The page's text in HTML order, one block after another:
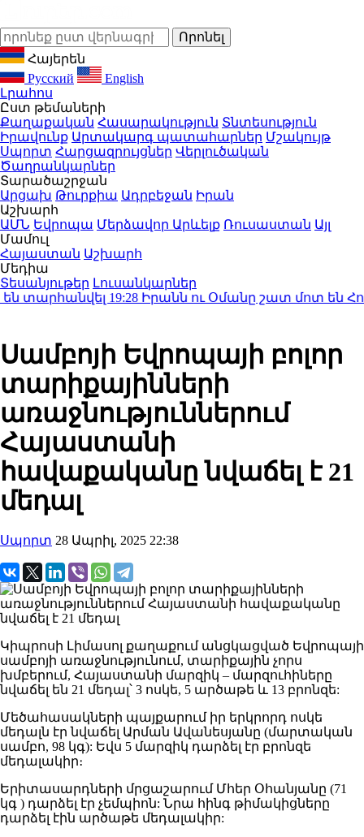
Հայերեն
Русский
English
Լրահոս
Ըստ թեմաների
Քաղաքական Հասարակություն Տնտեսություն
Իրավունք Արտակարգ պատահարներ Մշակույթ
Սպորտ Հարցազրույցներ Վերլուծական
Ծաղրանկարներ
Տարածաշրջան
Արցախ Թուրքիա Ադրբեջան Իրան
Աշխարհ
ԱՄՆ Եվրոպա Մերձավոր Արևելք Ռուսաստան Այլ
Մամուլ
Հայաստան Աշխարհ
Մեդիա
Տեսանյութեր Լուսանկարներ
տարհանվել19:28Իրանն ու Օմանը շատ մոտ են
Սամբոյի Եվրոպայի բոլոր
տարիքայինների
առաջնություններում
Հայաստանի
հավաքականը նվաճել է 21
մեդալ
Սպորտ 28 Ապրիլ, 2025 22:38
Կիպրոսի Լիմասոլ քաղաքում անցկացված Եվրոպայի
սամբոյի առաջնությունում, տարիքային չորս
խմբերում, Հայաստանի մարզիկ – մարզուհիները
նվաճել են 21 մեդալ՝ 3 ոսկե, 5 արծաթե և 13 բրոնզե:
Մեծահասակների պայքարում իր երկրորդ ոսկե
մեդալն էր նվաճել Արման Ավանեսյանը (մարտական
սամբո, 98 կգ): Եվս 5 մարզիկ դարձել էր բրոնզե
մեդալակիր։
Երիտասարդների մրցաշարում Մհեր Օհանյանը (71
կգ ) դարձել էր չեմպիոն: Նրա հինգ թիմակիցները
դարձել էին արծաթե մեդալակիր: